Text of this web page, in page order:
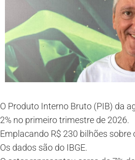
O Produto Interno Bruto (PIB) da
2% no primeiro trimestre de 2026.
Emplacando R$ 230 bilhões sobre
Os dados são do IBGE.